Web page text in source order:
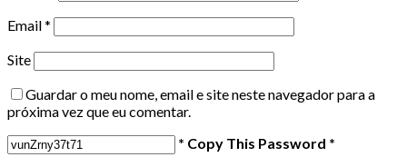
Email*
Site
Guardar o meu nome, email e site neste navegador para a
próxima vez que eu comentar.
* Copy This Password *